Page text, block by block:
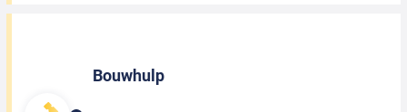
Bouwhulp